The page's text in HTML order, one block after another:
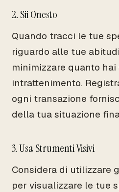
2. Sii Onesto
Quando tracci le tue
riguardo alle tue
minimizzare quanto
intrattenimento.
ogni transazione
della tua situazione
3. Usa Strumenti Visivi
Considera di utilizzare
per visualizzare le tue